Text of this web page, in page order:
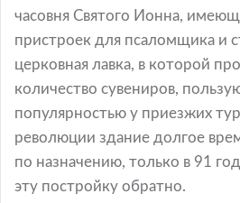
часовня Святого Ионна,
пристроек для псаломщика и
церковная лавка, в которой
количество сувениров,
популярностью у приезжих
революции здание долгое
по назначению, только в 91
эту постройку обратно.